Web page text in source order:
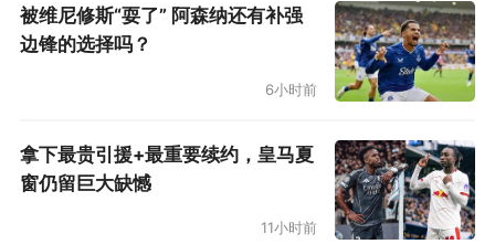
被维尼修斯“耍了” 阿森纳还有补强
边锋的选择吗？
6小时前
拿下最贵引援+最重要续约，皇马夏
窗仍留巨大缺憾
11小时前